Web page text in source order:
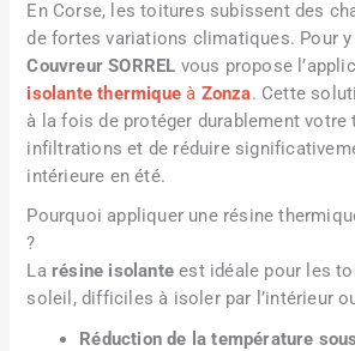
En Corse, les toitures subissent des
de fortes variations climatiques. Pour y
Couvreur SORREL vous propose
isolante thermique à Zonza. Cette
à la fois de protéger durablement
infiltrations et de réduire
intérieure en été.
Pourquoi appliquer une résine
?
Larésine isolante est idéale pour les
soleil, difficiles à isoler par l’intérieur
Réduction de la température